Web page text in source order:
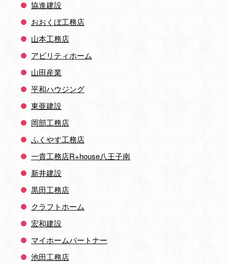
協進建設
おおくぼ工務店
山本工務店
アビリティホーム
山田産業
平和ハウジング
東亜建設
岡部工務店
ふくやす工務店
一貴工務店R+house八王子南
新井建設
黒田工務店
クラフトホーム
宏和建設
マイホームパートナー
池田工務店